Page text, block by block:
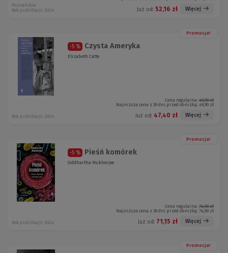
Już od: 52,16 zł Więcej
Poznańskie
Rok publikacji: 2024
Promocja!
-5 % Czysta Ameryka
Elizabeth Catte
Cena regularna: 49,90 zł
Najniższa cena z 30 dni przed obniżką: 49,90 zł
Już od: 47,40 zł Więcej
Rok publikacji: 2024
Promocja!
-5 % Pieśń komórek
Siddhartha Mukherjee
Cena regularna: 74,90 zł
Najniższa cena z 30 dni przed obniżką: 74,90 zł
Już od: 71,15 zł Więcej
Rok publikacji: 2024
Promocja!